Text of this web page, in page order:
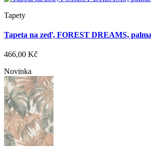
Tapety
Tapeta na zeď, FOREST DREAMS,
466,00 Kč
Novinka